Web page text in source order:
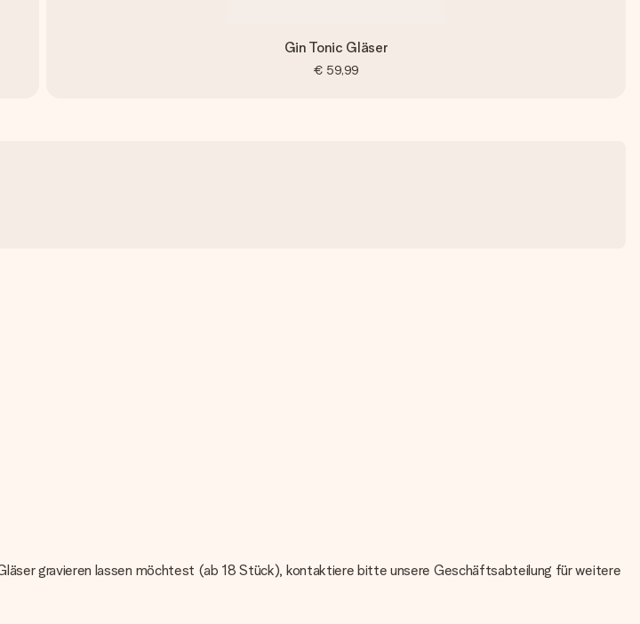
Gin Tonic Gläser
€ 59,99
gravieren lassen möchtest (ab 18 Stück), kontaktiere bitte unsere Geschäftsabteilung für weitere